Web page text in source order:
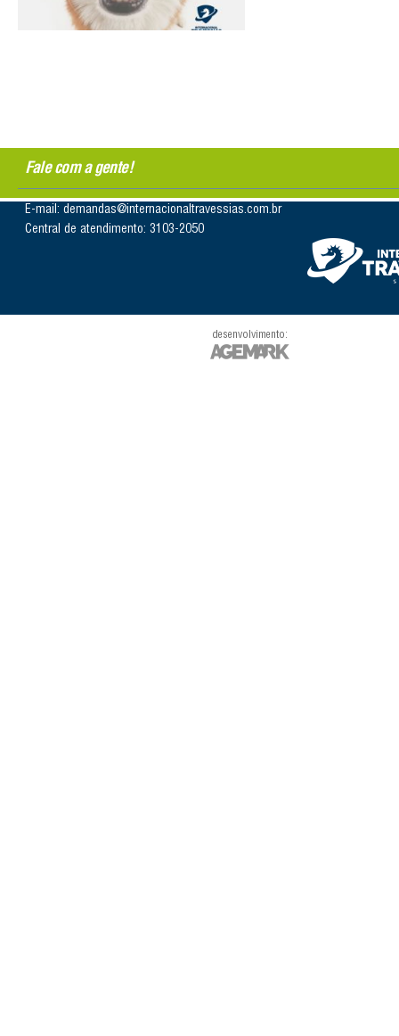
Fale com a gente!
E-mail: demandas@internacionaltravessias.com.br
Central de atendimento: 3103-2050
desenvolvimento: